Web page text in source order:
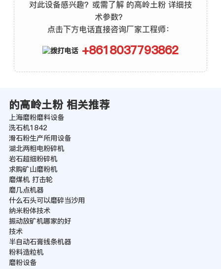
对此设备感兴趣？或需了解 的高岭土粉 详细技
术参数？
点击下方电话直接咨询厂家工程师：
+8618037793862
的高岭土粉 相关推荐
上海磨粉磨料设备
洗石机1842
滑石粉生产所用设备
湖北两相电粉碎机
岩石超细粉碎机
求购矿山磨粉机
磨煤机 打击轮
磨几点机器
什么石头可以磨碎当沙用
纳米粉体技术
振动放矿机哪家的好
技术
半自动石膏线条机器
粉料造粒机
磨粉设备